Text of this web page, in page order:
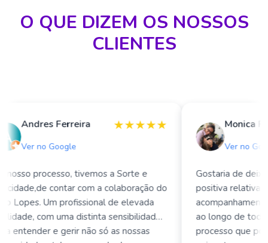
O QUE DIZEM OS NOSSOS
CLIENTES
Andres Ferreira
Ver no Google
★★★★
processo, tivemos a Sorte e
contar com a colaboração do
Lopes. Um profissional de elevada
com uma distinta sensibilidade
entender e gerir não só as nossas
Monica
Ver no
Gostaria de deixar
positiva
acompanhamento
ao longo de todo
processo que